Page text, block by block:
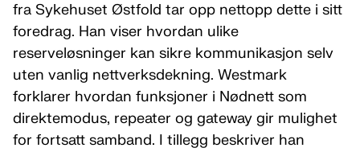
fra Sykehuset Østfold tar opp nettopp dette i sitt
foredrag. Han viser hvordan ulike
reserveløsninger kan sikre kommunikasjon selv
uten vanlig nettverksdekning. Westmark
forklarer hvordan funksjoner i Nødnett som
direktemodus, repeater og gateway gir mulighet
for fortsatt samband. I tillegg beskriver han